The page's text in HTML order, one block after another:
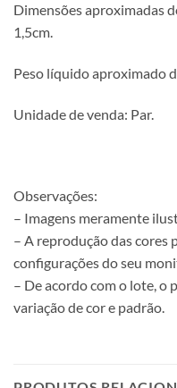
Dimensões aproximadas
1,5cm.
Peso líquido aproximado
Unidade de venda: Par.
Observações:
– Imagens meramente
– A reprodução das cores
configurações do seu
– De acordo com o lote, o
variação de cor e padrão.